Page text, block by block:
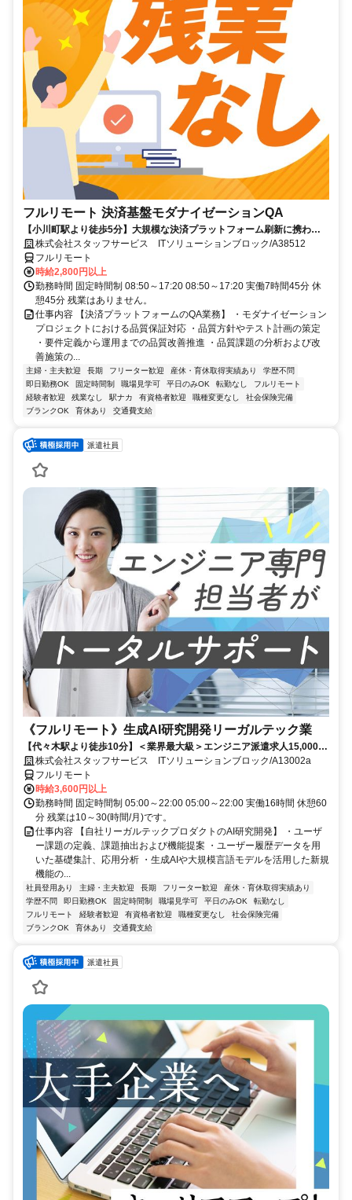
フルリモート 決済基盤モダナイゼーションQA
【小川町駅より徒歩5分】大規模な決済プラットフォーム刷新に携われ
ます。品質保証の専門性を発揮できる環境です。フルリモートで活躍で
きる案件です☆
株式会社スタッフサービス ITソリューションブロック/A38512
フルリモート
時給2,800円以上
勤務時間 固定時間制 08:50～17:20 08:50～17:20 実働7時間45分 休
憩45分 残業はありません。
仕事内容 【決済プラットフォームのQA業務】 ・モダナイゼーション
プロジェクトにおける品質保証対応 ・品質方針やテスト計画の策定
・要件定義から運用までの品質改善推進 ・品質課題の分析および改
善施策の...
主婦・主夫歓迎 長期 フリーター歓迎 産休・育休取得実績あり
学歴不問
即日勤務OK
固定時間制 職場見学可 平日のみOK 転勤なし
フルリモート
経験者歓迎
残業なし 駅ナカ 有資格者歓迎 職種変更なし
社会保険完備
ブランクOK
育休あり 交通費支給
派遣社員
《フルリモート》生成AI研究開発リーガルテック業
【代々木駅より徒歩10分】＜業界最大級＞エンジニア派遣求人15,000件
以上◎ 来社不要のカンタン登録→最短2日で就業可能！！
株式会社スタッフサービス ITソリューションブロック/A13002a
フルリモート
時給3,600円以上
勤務時間 固定時間制 05:00～22:00 05:00～22:00 実働16時間 休憩60
分 残業は10～30(時間/月)です。
仕事内容 【自社リーガルテックプロダクトのAI研究開発】 ・ユーザ
ー課題の定義、課題抽出および機能提案 ・ユーザー履歴データを用
いた基礎集計、応用分析 ・生成AIや大規模言語モデルを活用した新規
機能の...
社員登用あり 主婦・主夫歓迎 長期 フリーター歓迎
産休・育休取得実績あり
学歴不問
即日勤務OK 固定時間制 職場見学可 平日のみOK
転勤なし
フルリモート
経験者歓迎 有資格者歓迎 職種変更なし
社会保険完備
ブランクOK
育休あり 交通費支給
派遣社員